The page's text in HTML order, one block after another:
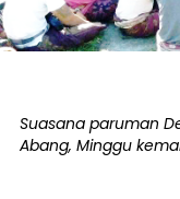
Suasana paruman
Abang, Minggu